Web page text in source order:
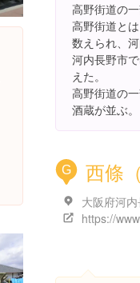
高野街道の一
高野街道と
数えられ、
河内長野市
えた。
高野街道の
酒蔵が並ぶ。
G 西條